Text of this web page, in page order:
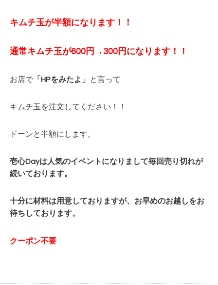
キムチ玉が半額になります！！
通常キムチ玉が600円→300円 になります！！
お店で 「HPをみたよ」 と言って
キムチ玉を注文してください！！
ドーンと半額にします。
壱心Dayは人気のイベントになりまして毎回売り切れが
続いております。
十分に材料は用意しておりますが、お早めのお越しをお
待ちしております。
クーポン不要